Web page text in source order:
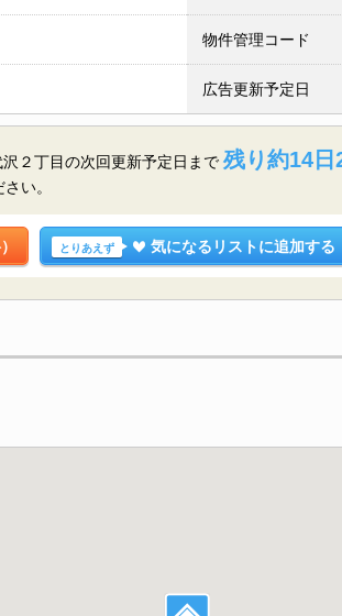
物件管理コード
広告更新予定日
２丁目の次回更新予定日まで 残り約14日
い。
とりあえず 気になるリストに追加する